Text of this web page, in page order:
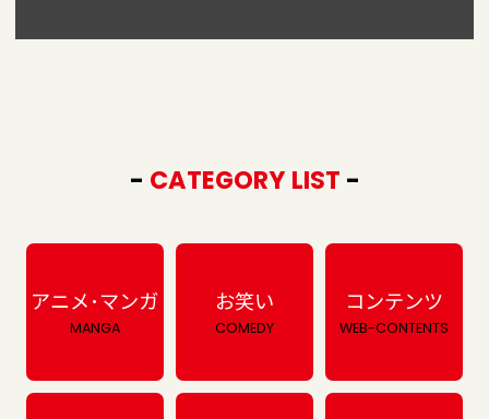
- CATEGORY LIST -
アニメ･マンガ
MANGA
お笑い
COMEDY
コンテンツ
WEB-CONTENTS